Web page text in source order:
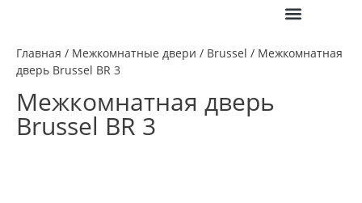
Главная / Межкомнатные двери / Brussel / Межкомнатная
дверь Brussel BR 3
Межкомнатная дверь
Brussel BR 3